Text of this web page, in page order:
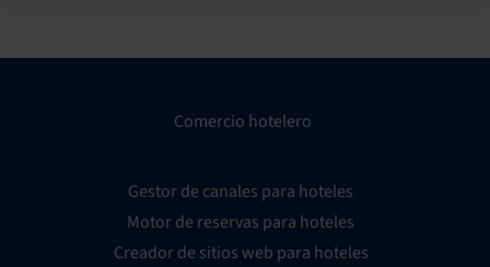
Comercio hotelero
Gestor de canales para hoteles
Motor de reservas para hoteles
Creador de sitios web para hoteles